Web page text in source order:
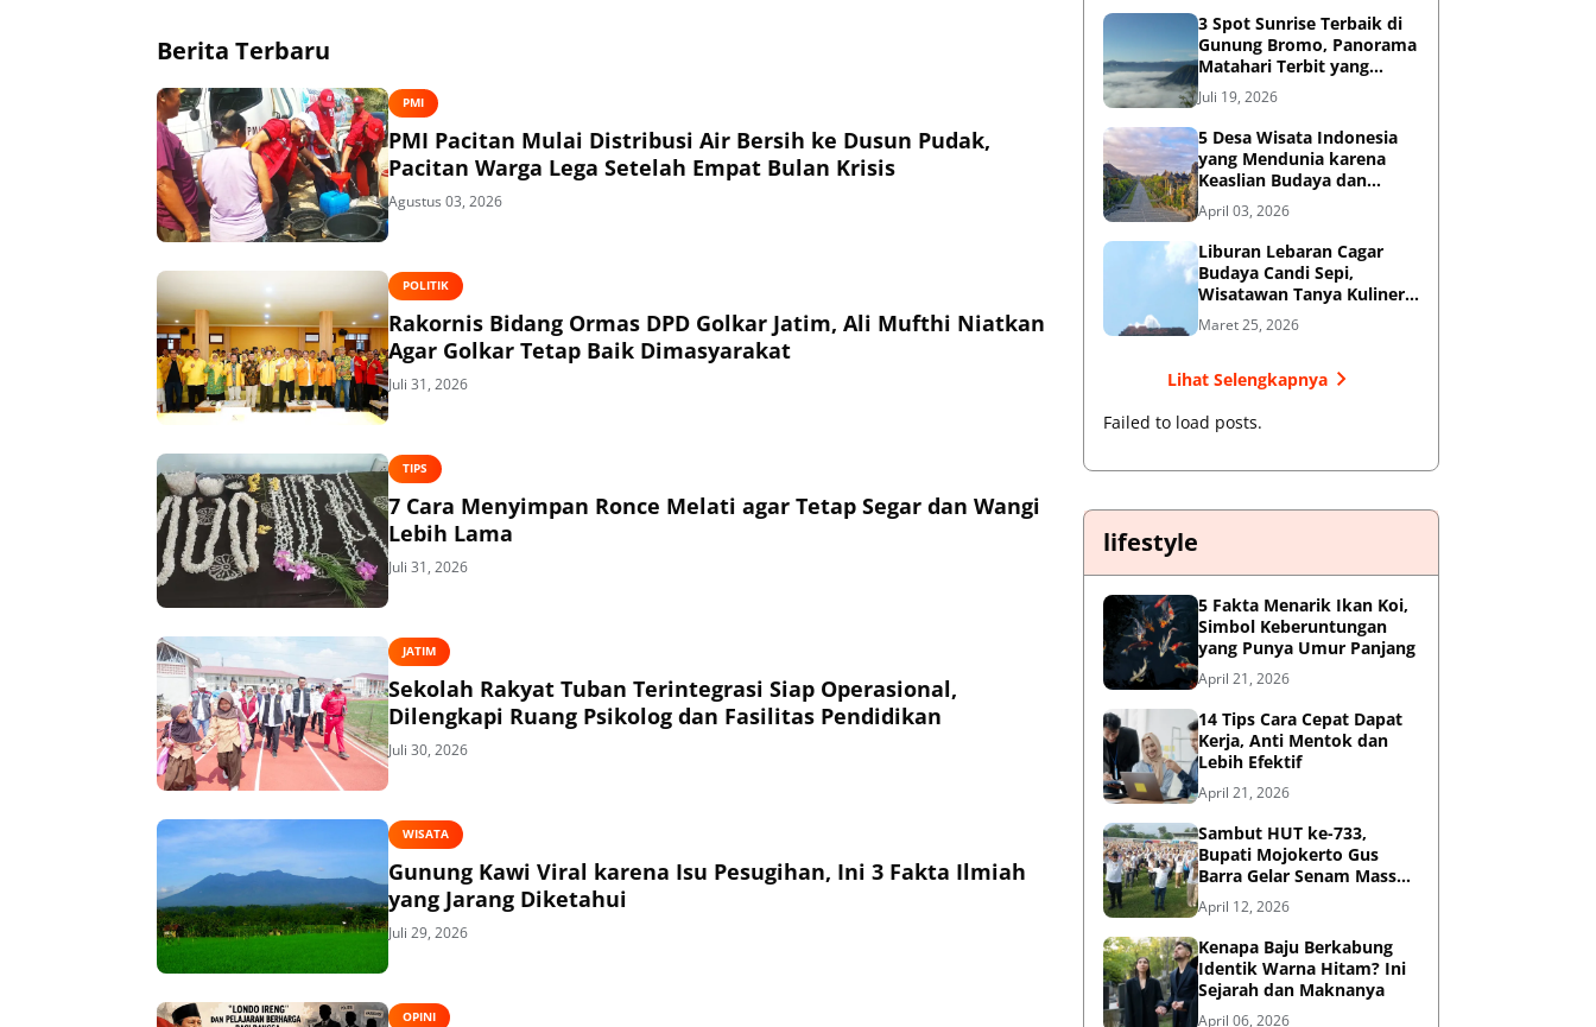
Berita Terbaru
PMI
PMI Pacitan Mulai Distribusi Air Bersih ke Dusun Pudak,
Pacitan Warga Lega Setelah Empat Bulan Krisis
Agustus 03, 2026
POLITIK
Rakornis Bidang Ormas DPD Golkar Jatim, Ali Mufthi Niatkan
Agar Golkar Tetap Baik Dimasyarakat
Juli 31, 2026
TIPS
7 Cara Menyimpan Ronce Melati agar Tetap Segar dan Wangi
Lebih Lama
Juli 31, 2026
JATIM
Sekolah Rakyat Tuban Terintegrasi Siap Operasional,
Dilengkapi Ruang Psikolog dan Fasilitas Pendidikan
Juli 30, 2026
WISATA
Gunung Kawi Viral karena Isu Pesugihan, Ini 3 Fakta Ilmiah
yang Jarang Diketahui
Juli 29, 2026
OPINI
3 Spot Sunrise Terbaik di
Gunung Bromo, Panorama
Matahari Terbit yang
Memukau
Juli 19, 2026
5 Desa Wisata Indonesia
yang Mendunia karena
Keaslian Budaya dan
Tradisi
April 03, 2026
Liburan Lebaran Cagar
Budaya Candi Sepi,
Wisatawan Tanya Kuliner
di Sekitar Candi Pari
Maret 25, 2026
Lihat Selengkapnya
Failed to load posts.
lifestyle
5 Fakta Menarik Ikan Koi,
Simbol Keberuntungan
yang Punya Umur Panjang
April 21, 2026
14 Tips Cara Cepat Dapat
Kerja, Anti Mentok dan
Lebih Efektif
April 21, 2026
Sambut HUT ke-733,
Bupati Mojokerto Gus
Barra Gelar Senam Massal
di Stadion Gajah Mada
April 12, 2026
Kenapa Baju Berkabung
Identik Warna Hitam? Ini
Sejarah dan Maknanya
April 06, 2026